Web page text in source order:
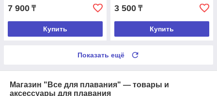
7 900 ₸
Купить
3 500 ₸
Купить
Показать ещё
Магазин "Все для плавания" — товары и
аксессуары для плавания